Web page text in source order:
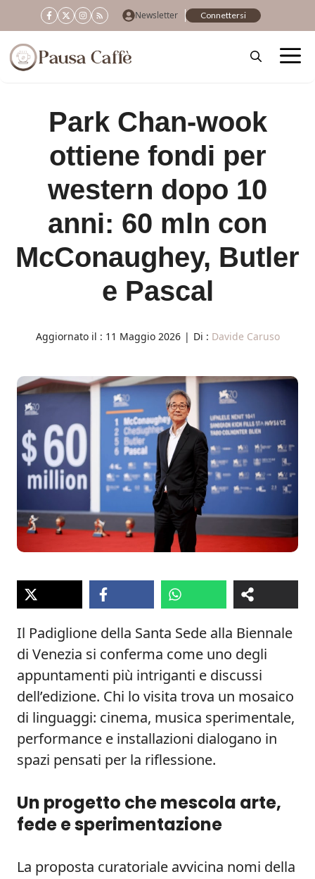
al
contenuto
Newsletter Connettersi
Park Chan-wook
ottiene fondi per
western dopo 10
anni: 60 mln con
McConaughey, Butler
e Pascal
Aggiornato il : 11 Maggio 2026 | Di : Davide Caruso
Il Padiglione della Santa Sede alla Biennale
di Venezia si conferma come uno degli
appuntamenti più intriganti e discussi
dell’edizione. Chi lo visita trova un mosaico
di linguaggi: cinema, musica sperimentale,
performance e installazioni dialogano in
spazi pensati per la riflessione.
Un progetto che mescola arte,
fede e sperimentazione
La proposta curatoriale avvicina nomi della